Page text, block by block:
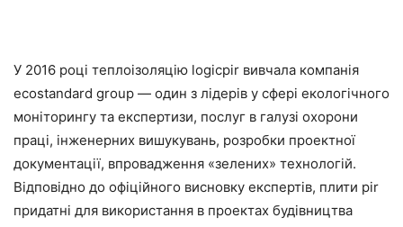
У 2016 році теплоізоляцію logicpir вивчала компанія
ecostandard group — один з лідерів у сфері екологічного
моніторингу та експертизи, послуг в галузі охорони
праці, інженерних вишукувань, розробки проектної
документації, впровадження «зелених» технологій.
Відповідно до офіційного висновку експертів, плити pir
придатні для використання в проектах будівництва